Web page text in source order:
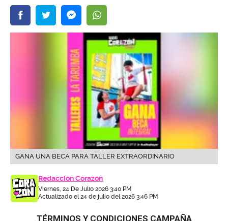
GANA UNA BECA PARA TALLER EXTRAORDINARIO
Redacción Corazón
Viernes, 24 De Julio 2026 3:40 PM
Actualizado el 24 de julio del 2026 3:46 PM
TÉRMINOS Y CONDICIONES CAMPAÑA